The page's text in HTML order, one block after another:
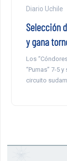
Diario Uchile
Selección
y gana
Los
“Pumas” 7-5
circuito